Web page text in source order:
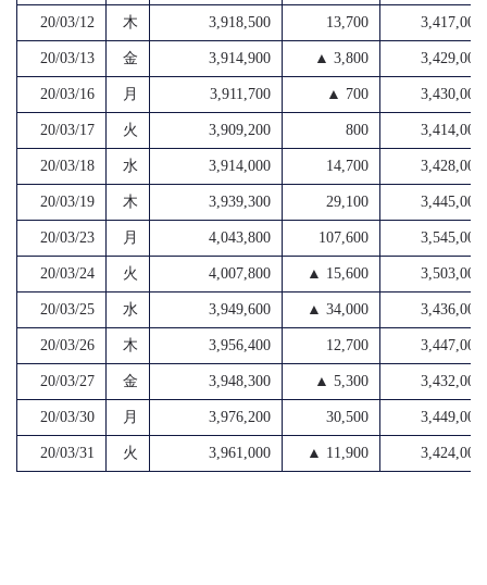
20/03/12 木 3,918,500 13,700 3,417,000
20/03/13 金 3,914,900 ▲ 3,800 3,429,000
20/03/16 月 3,911,700 ▲ 700 3,430,000
20/03/17 火 3,909,200 800 3,414,000
20/03/18 水 3,914,000 14,700 3,428,000
20/03/19 木 3,939,300 29,100 3,445,000
20/03/23 月 4,043,800 107,600 3,545,000
20/03/24 火 4,007,800 ▲ 15,600 3,503,000
20/03/25 水 3,949,600 ▲ 34,000 3,436,000
20/03/26 木 3,956,400 12,700 3,447,000
20/03/27 金 3,948,300 ▲ 5,300 3,432,000
20/03/30 月 3,976,200 30,500 3,449,000
20/03/31 火 3,961,000 ▲ 11,900 3,424,000